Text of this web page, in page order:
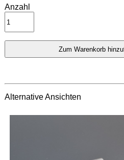
Anzahl
Alternative Ansichten